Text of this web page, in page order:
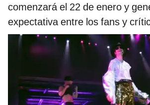
comenzará el 22 de enero y
expectativa entre los fans y